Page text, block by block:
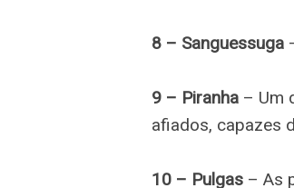
8 – Sanguessuga
9 – Piranha – Um
afiados, capazes
10 – Pulgas – As